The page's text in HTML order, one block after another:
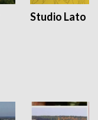
Studio Lato